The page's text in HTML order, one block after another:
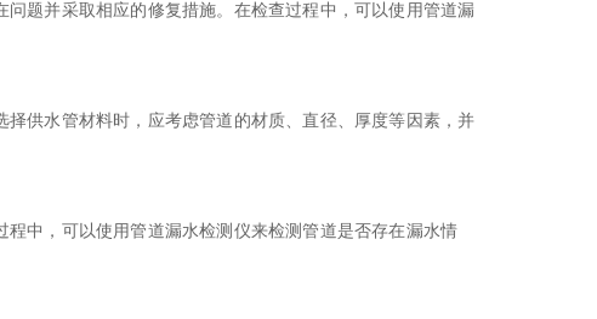
题并采取相应的修复措施。在检查过程中，可以使用管道漏
供水管材料时，应考虑管道的材质、直径、厚度等因素，并
程中，可以使用管道漏水检测仪来检测管道是否存在漏水情